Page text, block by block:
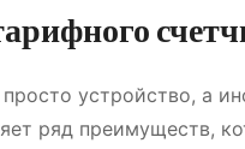
устройство, а
ряд преимуществ,